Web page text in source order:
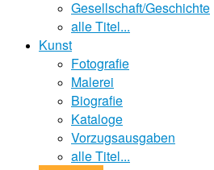
Gesellschaft/Geschichte
alle Titel...
Kunst
Fotografie
Malerei
Biografie
Kataloge
Vorzugsausgaben
alle Titel...